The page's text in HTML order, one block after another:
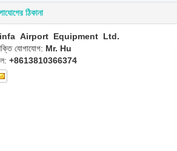
ঠিকানা
Airport Equipment Ltd.
যোগাযোগ: Mr. Hu
+8613810366374